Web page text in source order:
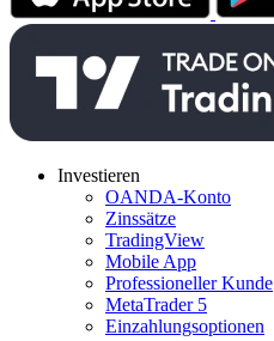
Investieren
OANDA-Konto
Zinssätze
TradingView
Mobile App
Professioneller Kunde
MetaTrader 5
Einzahlungsoptionen